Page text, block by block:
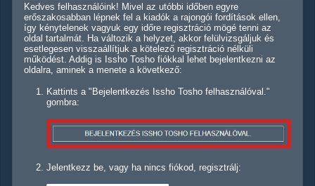
Kedves felhasználóink! Mivel az utóbbi időben egyre
erőszakosabban lépnek fel a kiadók a rajongói fordítások ellen,
így kénytelenek vagyuk egy időre regisztráció mögé tenni az
oldal tartalmát. Ha változik a helyzet, akkor felülvizsgáljuk és
esetlegesen visszaállítjuk a kötelező regisztráció nélküli
működést. Addig is Issho Tosho fiókkal lehet bejelentkezni az
oldalra, aminek a menete a következő:
Kattints a "Bejelentkezés Issho Tosho felhasználóval."
gombra:
Jelentkezz be, vagy ha nincs fiókod, regisztrálj: